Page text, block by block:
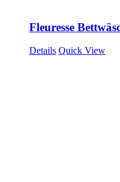
Fleuresse
Details Quick View